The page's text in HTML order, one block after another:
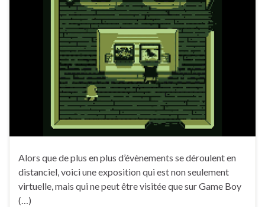
Alors que de plus en plus d’évènements se déroulent en
distanciel, voici une exposition qui est non seulement
virtuelle, mais qui ne peut être visitée que sur Game Boy
(…)